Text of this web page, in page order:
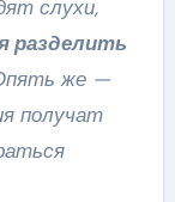
слухи,
разделить
же —
получат